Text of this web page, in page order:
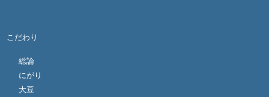
こだわり
総論
にがり
大豆